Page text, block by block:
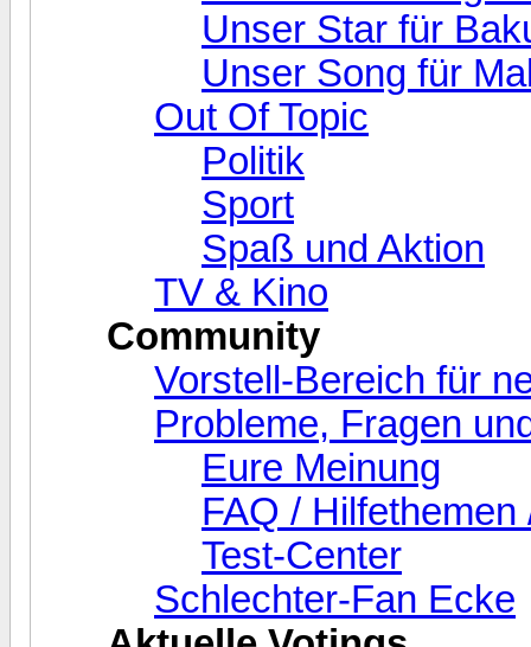
Unser Star für
Unser Song für
Out Of Topic
Politik
Sport
Spaß und Aktion
TV & Kino
Community
Vorstell-Bereich für
Probleme, Fragen
Eure Meinung
FAQ /
Test-Center
Schlechter-Fan Ecke